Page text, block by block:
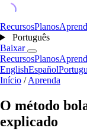
RecursosPlanos
Português
Baixar
RecursosPlanos
EnglishEspañol
Início / Aprenda
O método
explicado